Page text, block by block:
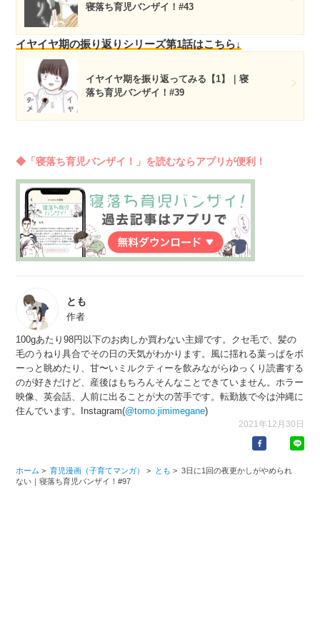
寝落ち育児バンザイ！#43
イヤイヤ期の振り返りシリーズ第1話はこちら↓
イヤイヤ期を振り返ってみる【1】｜寝
落ち育児バンザイ！#39
◆「寝落ち育児バンザイ！」を読むならアプリが便利！
とも
作者
100gあたり98円以下のお肉しか買わない主婦です。クセ毛で、髪の
毛のうねり具合でその日の天気がわかります。風に揺れる葉っぱをボ
ーっと眺めたり、甘〜いミルクティーを飲みながらゆっくり読書する
のが好きだけど、産後はもちろんそんなことできていません。ホラー
映像、英会話、人前に出ることが大の苦手です。転勤族で今は沖縄に
住んでいます。Instagram(@tomo.jimimegane)
2021年12月30日
ホーム > 育児漫画（子育てマンガ） > とも > 3日に1回の夜更かしがやめられ
ない｜寝落ち育児バンザイ！#97